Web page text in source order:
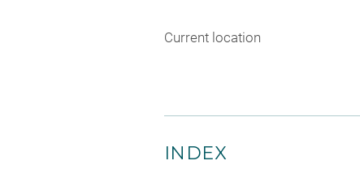
Current location
INDEX